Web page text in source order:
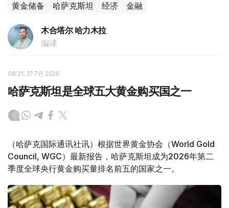
黄金储备 哈萨克斯坦 经济 金融
木合塔尔 哈力木拉
编译
08:31, 31 7月 2026
哈萨克斯坦是全球五大黄金购买国之一
（哈萨克国际通讯社讯）根据世界黄金协会（World Gold
Council, WGC）最新报告，哈萨克斯坦成为2026年第二
季度全球央行黄金购买量排名前五的国家之一。